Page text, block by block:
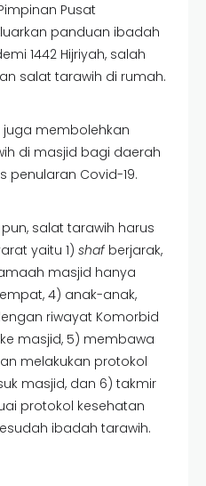
Pusat
panduan ibadah
1442 Hijriyah, salah
salat tarawih di rumah.
membolehkan
di masjid bagi daerah
penularan Covid-19.
salat tarawih harus
yaitu 1) shafberjarak,
masjid hanya
4) anak-anak,
riwayat Komorbid
masjid, 5) membawa
melakukan protokol
masjid, dan 6) takmir
protokol kesehatan
ibadah tarawih.